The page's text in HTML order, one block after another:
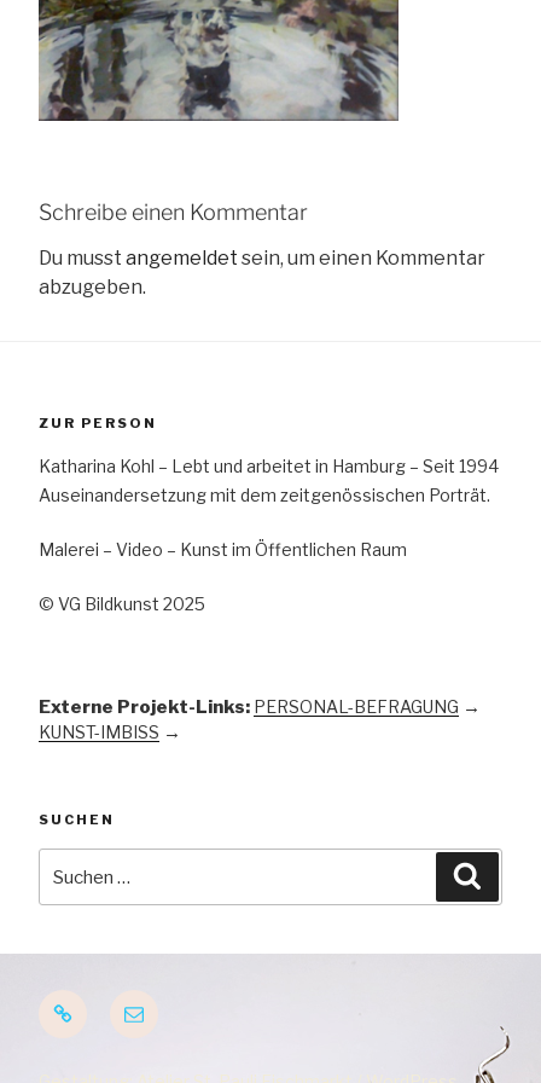
Schreibe einen Kommentar
Du musst angemeldet sein, um einen Kommentar
abzugeben.
ZUR PERSON
Katharina Kohl – Lebt und arbeitet in Hamburg – Seit 1994
Auseinandersetzung mit dem zeitgenössischen Porträt.
Malerei – Video – Kunst im Öffentlichen Raum
© VG Bildkunst 2025
Externe Projekt-Links: PERSONAL-BEFRAGUNG →
KUNST-IMBISS →
SUCHEN
nach:
Startseite
E-